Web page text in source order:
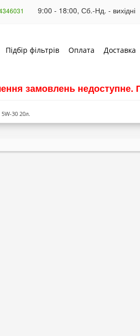
9:00 - 18:00, Сб.-Нд. - вихідні
Підбір фільтрів Оплата Доставка
замовлень недоступне.
30 20л.